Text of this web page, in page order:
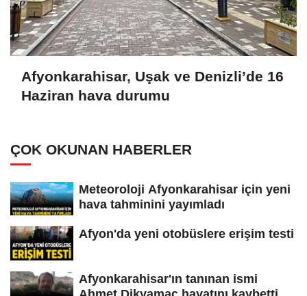
Afyonkarahisar, Uşak ve Denizli’de 16
Haziran hava durumu
ÇOK OKUNAN HABERLER
Meteoroloji Afyonkarahisar için yeni
hava tahminini yayımladı
Afyon'da yeni otobüslere erişim testi
Afyonkarahisar'ın tanınan ismi